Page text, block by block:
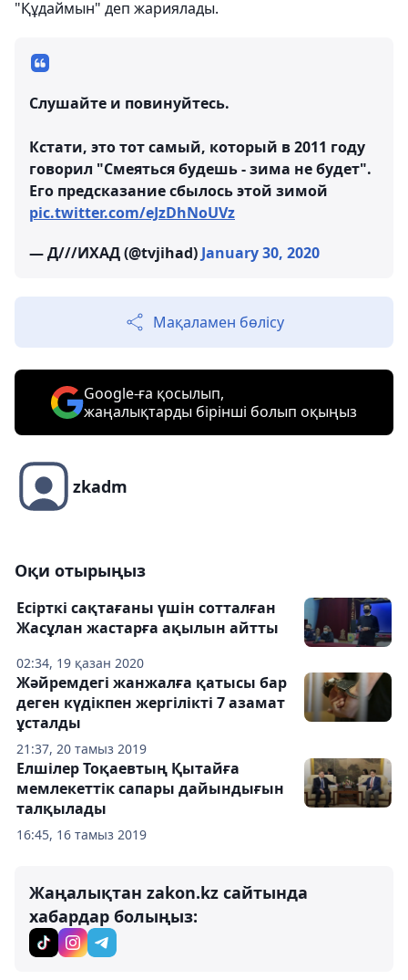
"Құдаймын" деп жариялады.
Слушайте и повинуйтесь.
Кстати, это тот самый, который в 2011 году
говорил "Смеяться будешь - зима не будет".
Его предсказание сбылось этой зимой
pic.twitter.com/eJzDhNoUVz
— Д///ИХАД (@tvjihad) January 30, 2020
Мақаламен бөлісу
Google-ға қосылып,
жаңалықтарды бірінші болып оқыңыз
zkadm
Оқи отырыңыз
02:34, 19 қазан 2020
Есірткі сақтағаны үшін сотталған
Жасұлан жастарға ақылын айтты
21:37, 20 тамыз 2019
Жәйремдегі жанжалға қатысы бар
деген күдікпен жергілікті 7 азамат
ұсталды
16:45, 16 тамыз 2019
Елшілер Тоқаевтың Қытайға
мемлекеттік сапары дайындығын
талқылады
Жаңалықтан zakon.kz сайтында
хабардар болыңыз: